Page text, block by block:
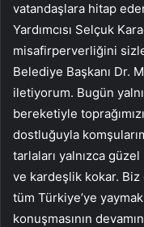
vatandaşlara hitap
Yardımcısı Selçuk
misafirperverliğini
Belediye Başkanı Dr.
iletiyorum. Bugün
bereketiyle
dostluğuyla
tarlaları yalnızca
ve kardeşlik kokar. Biz
tüm Türkiye’ye
konuşmasının